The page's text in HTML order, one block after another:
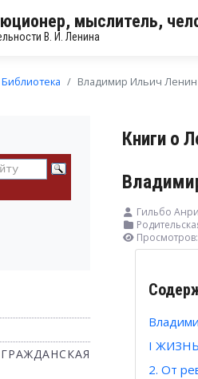
мыслитель,
В. И. Ленина
Библиотека Владимир Ильич Ленин
Книги о
Гильбо Анри
I
2. От